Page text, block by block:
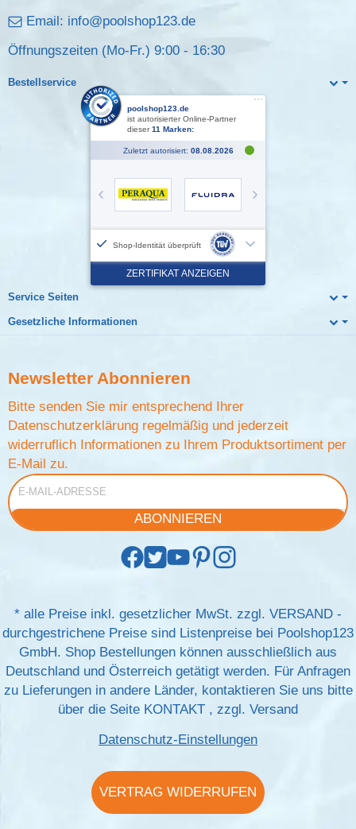
Email: info@poolshop123.de
Öffnungszeiten (Mo-Fr.) 9:00 - 16:30
Bestellservice
Service Seiten
Gesetzliche Informationen
Newsletter Abonnieren
Bitte senden Sie mir entsprechend Ihrer
Datenschutzerklärung regelmäßig und jederzeit
widerruflich Informationen zu Ihrem Produktsortiment per
E-Mail zu.
E-Mail-Adresse
ABONNIEREN
* alle Preise inkl. gesetzlicher MwSt. zzgl. VERSAND -
durchgestrichene Preise sind Listenpreise bei Poolshop123
GmbH. Shop Bestellungen können ausschließlich aus
Deutschland und Österreich getätigt werden. Für Anfragen
zu Lieferungen in andere Länder, kontaktieren Sie uns bitte
über die Seite KONTAKT , zzgl. Versand
Datenschutz-Einstellungen
VERTRAG WIDERRUFEN